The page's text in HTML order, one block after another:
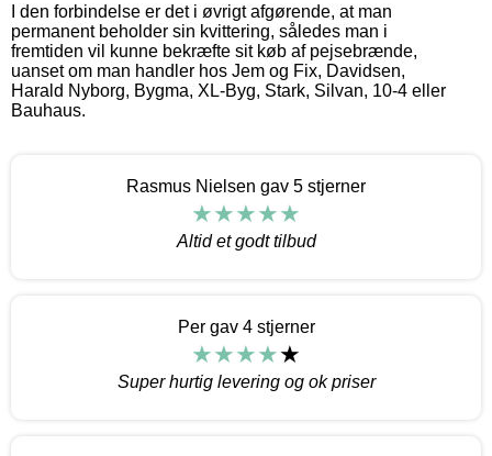
I den forbindelse er det i øvrigt afgørende, at man
permanent beholder sin kvittering, således man i
fremtiden vil kunne bekræfte sit køb af pejsebrænde,
uanset om man handler hos Jem og Fix, Davidsen,
Harald Nyborg, Bygma, XL-Byg, Stark, Silvan, 10-4 eller
Bauhaus.
Rasmus Nielsen gav 5 stjerner
Altid et godt tilbud
Per gav 4 stjerner
Super hurtig levering og ok priser